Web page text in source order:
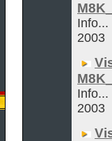
Info...
2003
Info...
2003